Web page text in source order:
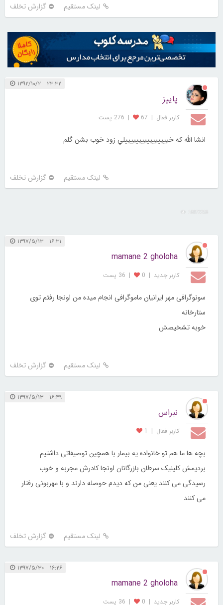
لینک مستقیم گزارش تخلف
۲۳:۳۲ ۱۳۹۲/۱۰/۲
پاییز
کاربر فعال |
67
| 276 پست
انشا الله كه خييييييييييييييييلي زود خوب بشن گلم
لینک مستقیم گزارش تخلف
۱۶:۳۱ ۱۳۹۷/۵/۱۳
mamane 2 gholoha
کاربر جديد |
0
| 36 پست
سونوگرافی مهر ایرانیان ماموگرافی انجام میده من اونجا رفتم توی
ستارخانه
خوبه تشخیصش
لینک مستقیم گزارش تخلف
۱۶:۴۹ ۱۳۹۷/۵/۱۳
نبراس
کاربر فعال |
1
بچه ها ما هم تو خانواده یه بیمار با همچین توصیفاتی داشتیم
بردیمش کلینیک سرطان بازرگانان اونجا کادرش مجربه و خوب
رسیدگی می کنند یعنی من که دیدم حوصله دارند و با مهربونی رفتار
می کنند
لینک مستقیم گزارش تخلف
۱۶:۲۶ ۱۳۹۷/۵/۳۰
mamane 2 gholoha
کاربر جديد |
0
| 36 پست